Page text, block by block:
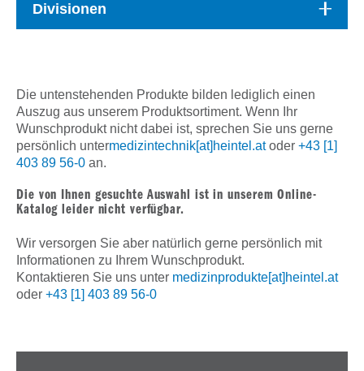
Divisionen
Die untenstehenden Produkte bilden lediglich einen
Auszug aus unserem Produktsortiment. Wenn Ihr
Wunschprodukt nicht dabei ist, sprechen Sie uns gerne
persönlich untermedizintechnik[at]heintel.atoder +43 [1]
403 89 56-0 an.
Die von Ihnen gesuchte Auswahl ist in unserem Online-
Katalog leider nicht verfügbar.
Wir versorgen Sie aber natürlich gerne persönlich mit
Informationen zu Ihrem Wunschprodukt.
Kontaktieren Sie uns unter medizinprodukte[at]heintel.at
oder +43 [1] 403 89 56-0